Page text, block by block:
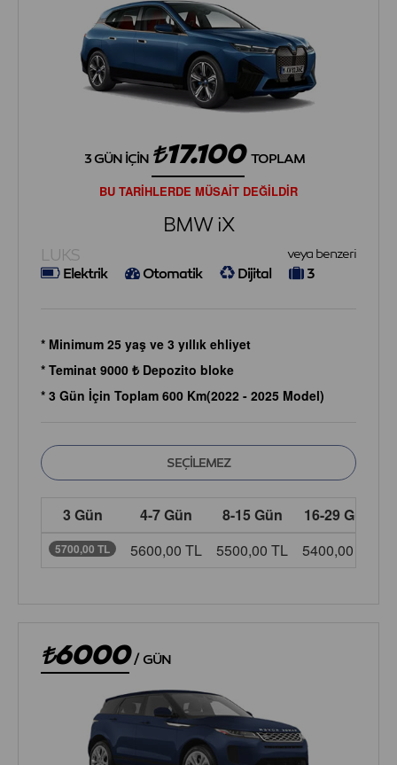
3 GÜN İÇIN 17.100 TOPLAM
BU TARİHLERDE MÜSAİT DEĞİLDİR
BMW iX
LUKS veya benzeri
Elektrik Otomatik Dijital 3
* Minimum 25 yaş ve 3 yıllık ehliyet
* Teminat 9000 ₺ Depozito bloke
* 3 Gün İçin Toplam 600 Km(2022 - 2025 Model)
3 Gün 4-7 Gün 8-15 Gün 16-29 Gün
5700,00 TL 5600,00 TL 5500,00 TL 5400,00 TL
6000 / GÜN